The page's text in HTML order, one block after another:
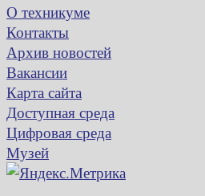
О техникуме
Контакты
Архив новостей
Вакансии
Карта сайта
Доступная среда
Цифровая среда
Музей